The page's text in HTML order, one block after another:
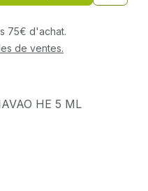
75€ d'achat.
de ventes.
HE 5 ML